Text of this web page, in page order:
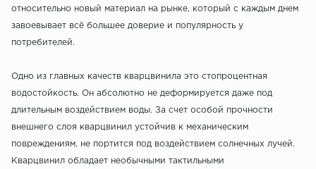
относительно новый материал на рынке, который с каждым днем
завоевывает всё большее доверие и популярность у
потребителей.
Одно из главных качеств кварцвинила это стопроцентная
водостойкость. Он абсолютно не деформируется даже под
длительным воздействием воды. За счет особой прочности
внешнего слоя кварцвинил устойчив к механическим
повреждениям, не портится под воздействием солнечных лучей.
Кварцвинил обладает необычными тактильными